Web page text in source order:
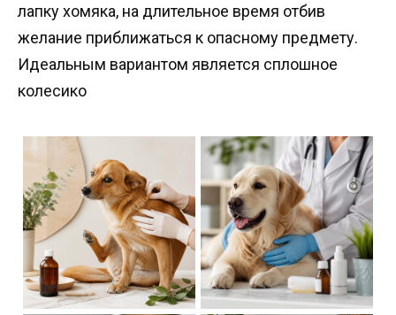
лапку хомяка, на длительное время отбив
желание приближаться к опасному предмету.
Идеальным вариантом является сплошное
колесико